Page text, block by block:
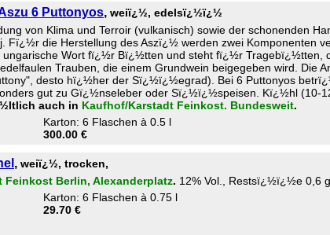
6 Puttonyos, weiï¿½, edelsï¿½ï¿½
von Klima und Terroir (vulkanisch) sowie der schonenden
Fï¿½r die Herstellung des Aszï¿½ werden zwei Komponenten
ungarische Wort fï¿½r Bï¿½tten und steht fï¿½r Tragebï¿½tten,
Trauben, die einem Grundwein beigegeben wird. Die
desto hï¿½her der Sï¿½ï¿½egrad). Bei 6 Puttonyos
gut zu Gï¿½nseleber oder Sï¿½ï¿½speisen. Kï¿½hl (10-
auch in Kaufhof/Karstadt Feinkost. Bundesweit.
Karton: 6 Flaschen à 0.5 l
300.00 €
, weiï¿½, trocken,
Feinkost Berlin, Alexanderplatz. 12% Vol., Restsï¿½ï¿½e 0,6
Karton: 6 Flaschen à 0.75 l
29.70 €